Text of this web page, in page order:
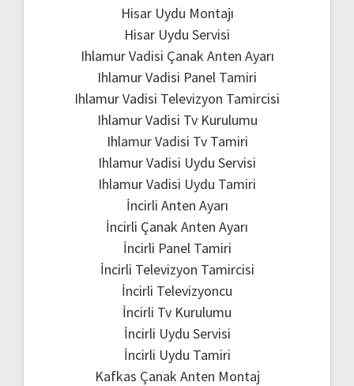
Hisar Uydu Montajı
Hisar Uydu Servisi
Ihlamur Vadisi Çanak Anten Ayarı
Ihlamur Vadisi Panel Tamiri
Ihlamur Vadisi Televizyon Tamircisi
Ihlamur Vadisi Tv Kurulumu
Ihlamur Vadisi Tv Tamiri
Ihlamur Vadisi Uydu Servisi
Ihlamur Vadisi Uydu Tamiri
İncirli Anten Ayarı
İncirli Çanak Anten Ayarı
İncirli Panel Tamiri
İncirli Televizyon Tamircisi
İncirli Televizyoncu
İncirli Tv Kurulumu
İncirli Uydu Servisi
İncirli Uydu Tamiri
Kafkas Çanak Anten Montaj